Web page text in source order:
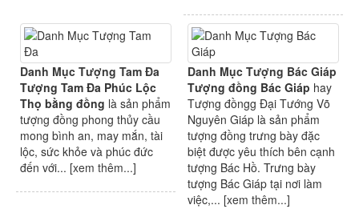
Danh Mục Tượng Tam Đa
Tượng Tam Đa Phúc Lộc
Thọ bằng đồng là sản phẩm
tượng đồng phong thủy cầu
mong bình an, may mắn, tài
lộc, sức khỏe và phúc đức
đến với... [xem thêm...]
Danh Mục Tượng Bác Giáp
Tượng đồng Bác Giáp hay
Tượng đồngg Đại Tướng Võ
Nguyên Giáp là sản phẩm
tượng đồng trưng bày đặc
biệt được yêu thích bên cạnh
tượng Bác Hồ. Trưng bày
tượng Bác Giáp tại nơi làm
việc,... [xem thêm...]